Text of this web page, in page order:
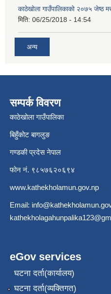
काठेखोला गाउँपालिकाको २०७५ जेष्ठ
मिति: 06/25/2018 - 14:54
अन्य
सम्पर्क विवरण
काठेखोला गाउँपालिका
बिहुँकोट बागलुङ
गण्डकी प्रदेस नेपाल
फोन नं. ९८५७६२०६९४
www.kathekholamun.gov.np
Email:
eGov services
घटना दर्ता(कार्यालय)
घटना दर्ता(व्यक्तिगत)